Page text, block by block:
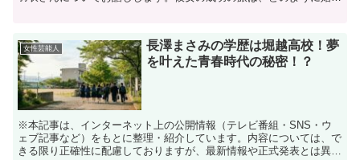
女性芸能人
長澤まさみの学歴は堀越高校！夢
を叶えた青春時代の秘密！？
※本記事は、インターネット上の公開情報（テレビ番組・SNS・ウ
ェブ記事など）をもとに整理・紹介しています。内容については、で
きる限り正確性に配慮しておりますが、最新情報や正式発表とは異な